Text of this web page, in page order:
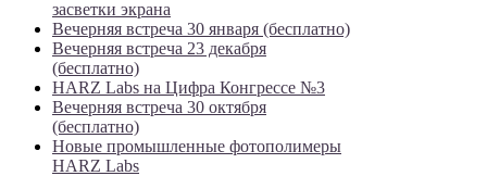
засветки экрана
Вечерняя встреча 30 января (бесплатно)
Вечерняя встреча 23 декабря
(бесплатно)
HARZ Labs на Цифра Конгрессе №3
Вечерняя встреча 30 октября
(бесплатно)
Новые промышленные фотополимеры
HARZ Labs